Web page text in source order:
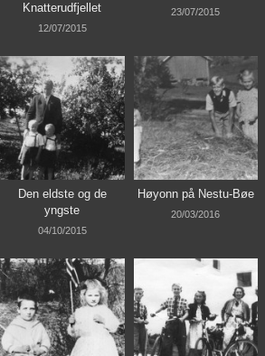
Knatterudfjellet
12/07/2015
23/07/2015
Den eldste og de
yngste
04/10/2015
Høyonn på Nestu-Bøe
20/03/2016